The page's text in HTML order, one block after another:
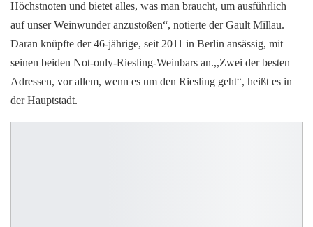
Höchstnoten und bietet alles, was man braucht, um ausführlich
auf unser Weinwunder anzustoßen“, notierte der Gault Millau.
Daran knüpfte der 46-jährige, seit 2011 in Berlin ansässig, mit
seinen beiden Not-only-Riesling-Weinbars an.,,Zwei der besten
Adressen, vor allem, wenn es um den Riesling geht“, heißt es in
der Hauptstadt.